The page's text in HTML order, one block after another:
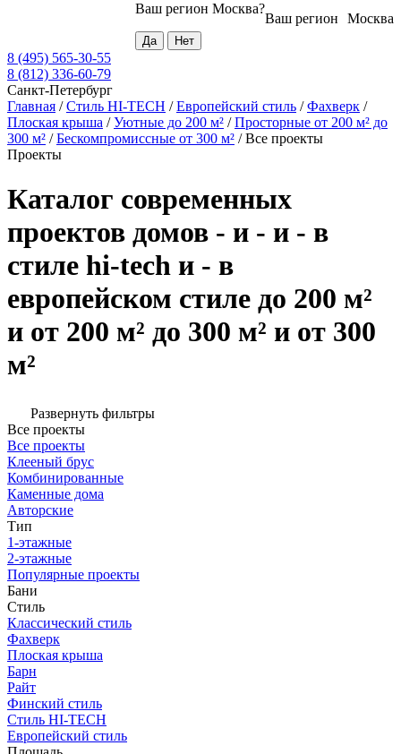
Москва
Ваш регион
Ваш регион Москва?
8 (495) 565-30-55
8 (812) 336-60-79
Санкт-Петербург
Главная /Стиль HI-TECH /Европейский стиль /Фахверк /
Плоская крыша /Уютные до 200 м² /Просторные от 200 м² до
300 м² /Бескомпромиссные от 300 м² /Все проекты
Проекты
Каталог современных
проектов домов - и - и - в
стиле hi-tech и - в
европейском стиле до 200 м²
и от 200 м² до 300 м² и от 300
м²
Развернуть фильтры
Все проекты
Все проекты
Клееный брус
Комбинированные
Каменные дома
Авторские
Тип
1-этажные
2-этажные
Популярные проекты
Бани
Стиль
Классический стиль
Фахверк
Плоская крыша
Барн
Райт
Финский стиль
Стиль HI-TECH
Европейский стиль